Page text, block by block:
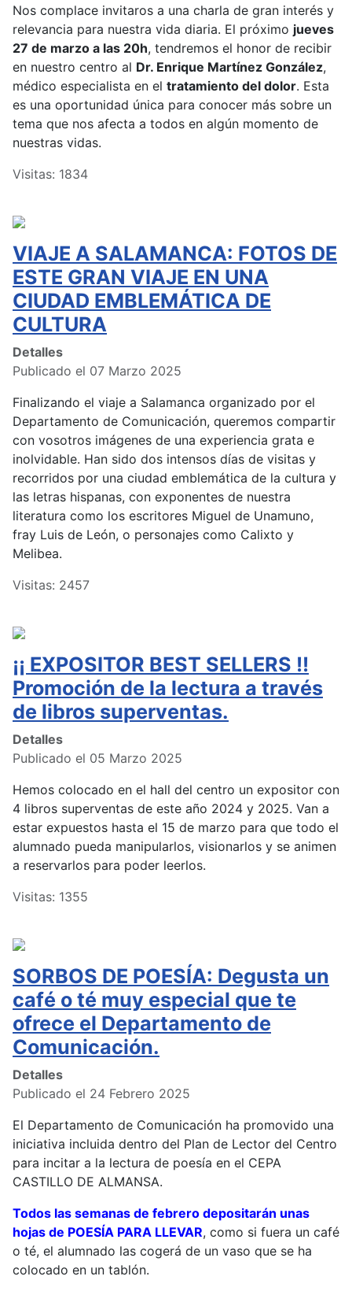
Nos complace invitaros a una charla de gran interés y
relevancia para nuestra vida diaria. El próximo jueves
27 de marzo a las 20h, tendremos el honor de recibir
en nuestro centro al Dr. Enrique Martínez González,
médico especialista en el tratamiento del dolor. Esta
es una oportunidad única para conocer más sobre un
tema que nos afecta a todos en algún momento de
nuestras vidas.
Visitas: 1834
VIAJE A SALAMANCA: FOTOS DE
ESTE GRAN VIAJE EN UNA
CIUDAD EMBLEMÁTICA DE
CULTURA
Detalles
Publicado el 07 Marzo 2025
Finalizando el viaje a Salamanca organizado por el
Departamento de Comunicación, queremos compartir
con vosotros imágenes de una experiencia grata e
inolvidable. Han sido dos intensos días de visitas y
recorridos por una ciudad emblemática de la cultura y
las letras hispanas, con exponentes de nuestra
literatura como los escritores Miguel de Unamuno,
fray Luis de León, o personajes como Calixto y
Melibea.
Visitas: 2457
¡¡ EXPOSITOR BEST SELLERS !!
Promoción de la lectura a través
de libros superventas.
Detalles
Publicado el 05 Marzo 2025
Hemos colocado en el hall del centro un expositor con
4 libros superventas de este año 2024 y 2025. Van a
estar expuestos hasta el 15 de marzo para que todo el
alumnado pueda manipularlos, visionarlos y se animen
a reservarlos para poder leerlos.
Visitas: 1355
SORBOS DE POESÍA: Degusta un
café o té muy especial que te
ofrece el Departamento de
Comunicación.
Detalles
Publicado el 24 Febrero 2025
El Departamento de Comunicación ha promovido una
iniciativa incluida dentro del Plan de Lector del Centro
para incitar a la lectura de poesía en el CEPA
CASTILLO DE ALMANSA.
Todos las semanas de febrero depositarán unas
hojas de POESÍA PARA LLEVAR, como si fuera un café
o té, el alumnado las cogerá de un vaso que se ha
colocado en un tablón.